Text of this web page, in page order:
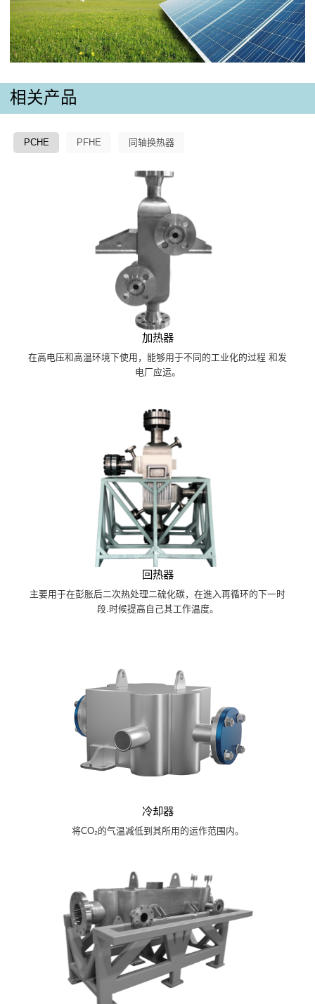
相关产品
PCHE PFHE 同轴换热器
加热器
在高电压和高温环境下使用，能够用于不同的工业化的过程 和发
电厂应运。
回热器
主要用于在彭胀后二次热处理二硫化碳，在進入再循环的下一时
段.时候提高自己其工作温度。
冷却器
将CO₂的气温减低到其所用的运作范围内。